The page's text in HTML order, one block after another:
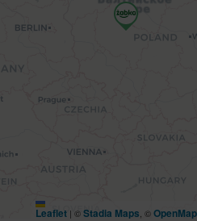
Leaflet | ©Stadia Maps , ©